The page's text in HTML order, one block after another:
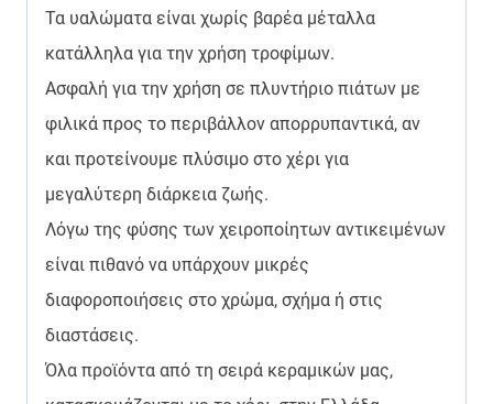
Τα υαλώματα είναι χωρίς βαρέα μέταλλα
κατάλληλα για την χρήση τροφίμων.
Ασφαλή για την χρήση σε πλυντήριο πιάτων με
φιλικά προς το περιβάλλον απορρυπαντικά, αν
και προτείνουμε πλύσιμο στο χέρι για
μεγαλύτερη διάρκεια ζωής.
Λόγω της φύσης των χειροποίητων αντικειμένων
είναι πιθανό να υπάρχουν μικρές
διαφοροποιήσεις στο χρώμα, σχήμα ή στις
διαστάσεις.
Όλα προϊόντα από τη σειρά κεραμικών μας,